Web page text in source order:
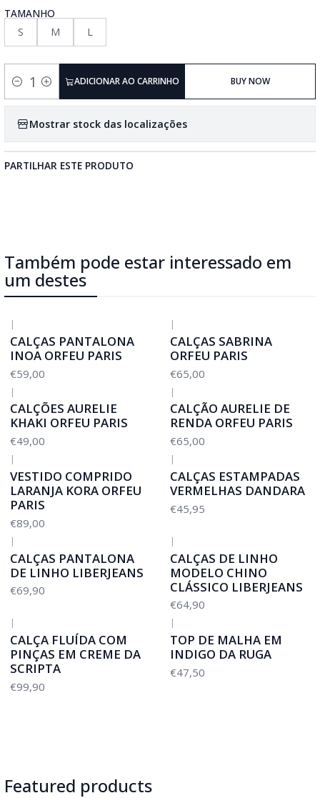
TAMANHO
S
M L
Quantidade
ADICIONAR AO CARRINHO BUY NOW
Mostrar stock das localizações
PARTILHAR ESTE PRODUTO
Também pode estar interessado em
um destes
|
CALÇAS PANTALONA
INOA ORFEU PARIS
€59,00
|
CALÇAS SABRINA
ORFEU PARIS
€65,00
|
CALÇÕES AURELIE
KHAKI ORFEU PARIS
€49,00
|
CALÇÃO AURELIE DE
RENDA ORFEU PARIS
€65,00
|
VESTIDO COMPRIDO
LARANJA KORA ORFEU
PARIS
€89,00
|
CALÇAS ESTAMPADAS
VERMELHAS DANDARA
€45,95
|
CALÇAS PANTALONA
DE LINHO LIBERJEANS
€69,90
|
CALÇAS DE LINHO
MODELO CHINO
CLÁSSICO LIBERJEANS
€64,90
|
CALÇA FLUÍDA COM
PINÇAS EM CREME DA
SCRIPTA
€99,90
|
TOP DE MALHA EM
INDIGO DA RUGA
€47,50
Featured products